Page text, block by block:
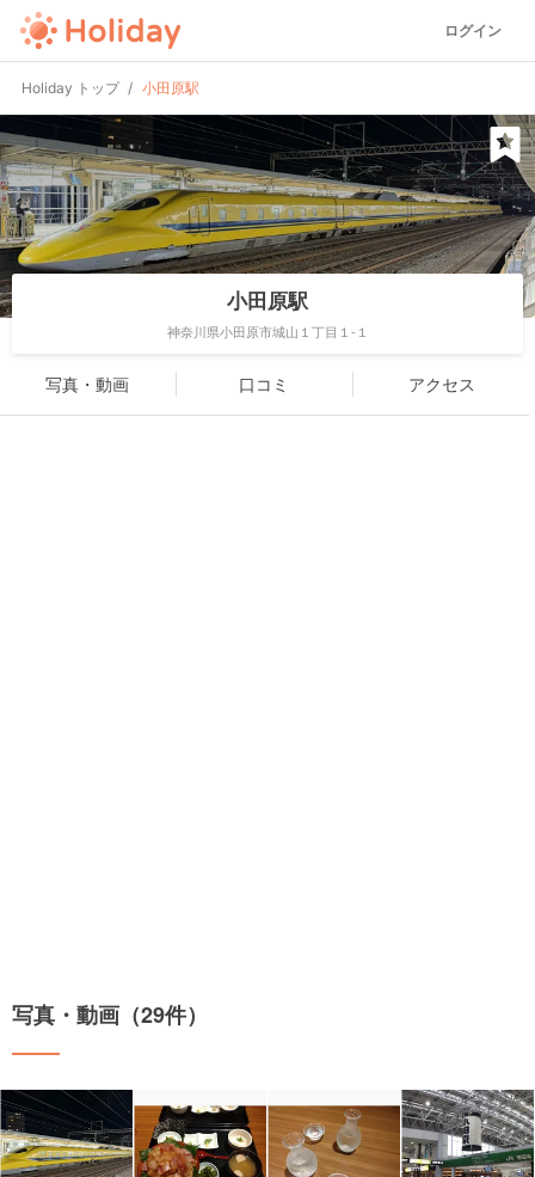
ログイン
Holiday トップ 小田原駅
小田原駅
神奈川県小田原市城山１丁目１-１
写真・動画 口コミ アクセス
写真・動画（29件）